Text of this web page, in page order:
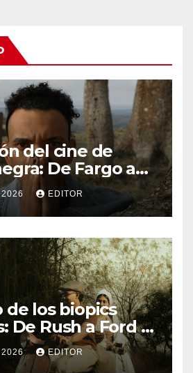
del cine de
De Fargo a
EDITOR
de los biopics
De Rush a Ford v
2026 EDITOR